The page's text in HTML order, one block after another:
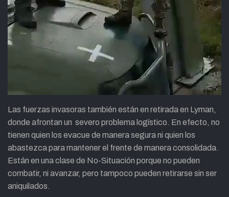
Las fuerzas invasoras también están en retirada en Lyman,
donde afrontan un severo problema logístico. En efecto, no
tienen quien los evacue de manera segura ni quien los
abastezca para mantener el frente de manera consolidada.
Están en una clase de No-Situación porque no pueden
combatir, ni avanzar, pero tampoco pueden retirarse sin ser
aniquilados.